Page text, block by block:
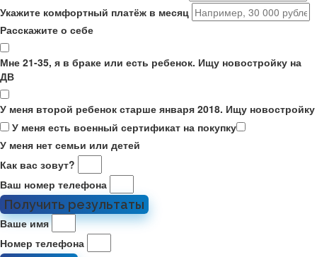
Укажите комфортный платёж в месяц
Расскажите о себе
Мне 21-35, я в браке или есть ребенок. Ищу новостройку на
ДВ
У меня второй ребенок старше января 2018. Ищу новостройку
У меня есть военный сертификат на покупку
У меня нет семьи или детей
Как вас зовут?
Ваш номер телефона
Получить результаты
Ваше имя
Номер телефона